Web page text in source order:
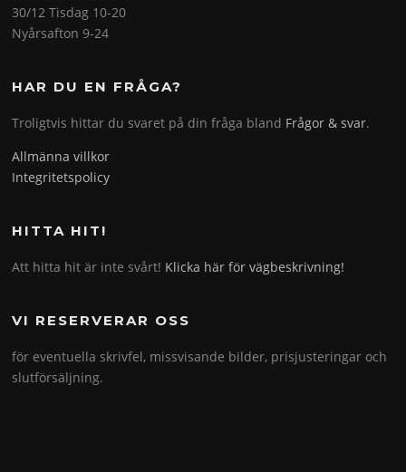
30/12 Tisdag 10-20
Nyårsafton 9-24
HAR DU EN FRÅGA?
Troligtvis hittar du svaret på din fråga bland Frågor & svar.
Allmänna villkor
Integritetspolicy
HITTA HIT!
Att hitta hit är inte svårt! Klicka här för vägbeskrivning!
VI RESERVERAR OSS
för eventuella skrivfel, missvisande bilder, prisjusteringar och
slutförsäljning.